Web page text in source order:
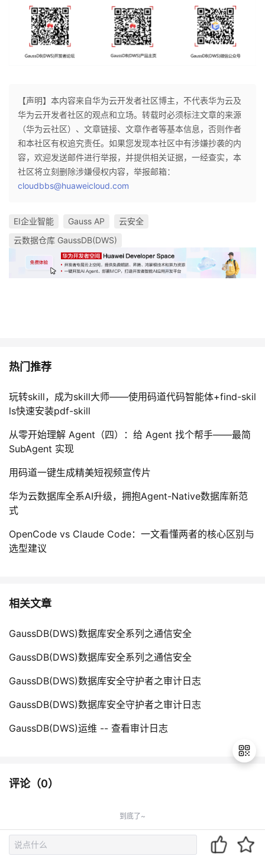
【声明】本内容来自华为云开发者社区博主，不代表华为云及
华为云开发者社区的观点和立场。转载时必须标注文章的来源
（华为云社区）、文章链接、文章作者等基本信息，否则作者
和本社区有权追究责任。如果您发现本社区中有涉嫌抄袭的内
容，欢迎发送邮件进行举报，并提供相关证据，一经查实，本
社区将立刻删除涉嫌侵权内容，举报邮箱：
cloudbbs@huaweicloud.com
EI企业智能 Gauss AP
云安全
云数据仓库 GaussDB(DWS)
热门推荐
玩转skill，成为skill大师——使用码道代码智能体+find-skil
ls快速安装pdf-skill
从零开始理解 Agent（四）：给 Agent 找个帮手——最简
SubAgent 实现
用码道一键生成精美短视频宣传片
华为云数据库全系AI升级，拥抱Agent-Native数据库新范
式
OpenCode vs Claude Code：一文看懂两者的核心区别与
选型建议
相关文章
GaussDB(DWS)数据库安全系列之通信安全
GaussDB(DWS)数据库安全系列之通信安全
GaussDB(DWS)数据库安全守护者之审计日志
GaussDB(DWS)数据库安全守护者之审计日志
GaussDB(DWS)运维 -- 查看审计日志
评论（0）
到底了~